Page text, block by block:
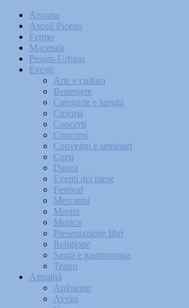
Ancona
Ascoli Piceno
Fermo
Macerata
Pesaro-Urbino
Eventi
Arte e cultura
Benessere
Categorie e luoghi
Cinema
Concerti
Concorsi
Convegni e seminari
Corsi
Danza
Eventi del mese
Festival
Mercatini
Mostre
Musica
Presentazione libri
Religione
Sagra e gastronomia
Teatro
Attualità
Ambiente
Avvisi